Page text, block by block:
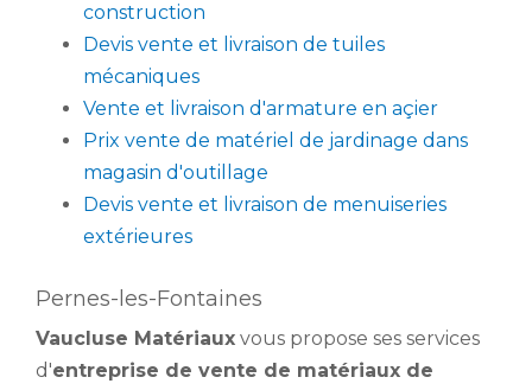
construction
Devis vente et livraison de tuiles
mécaniques
Vente et livraison d'armature en açier
Prix vente de matériel de jardinage dans
magasin d'outillage
Devis vente et livraison de menuiseries
extérieures
Pernes-les-Fontaines
Vaucluse Matériaux vous propose ses services
d'entreprise de vente de matériaux de